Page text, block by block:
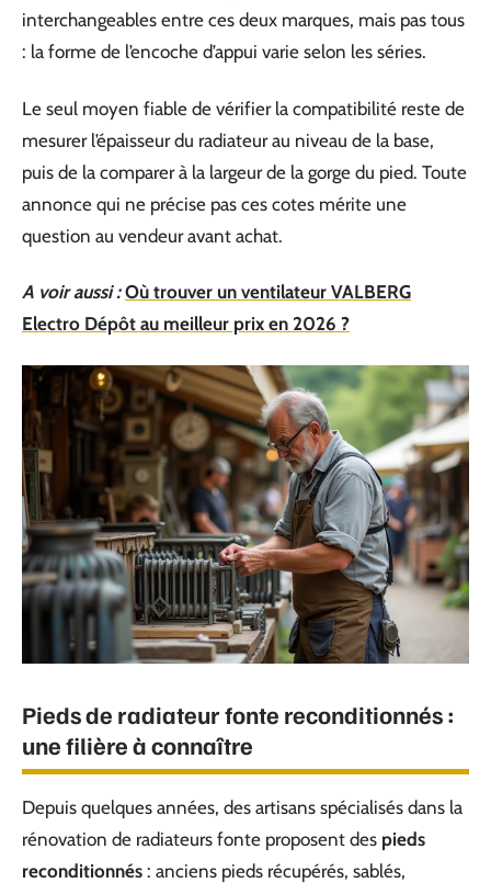
interchangeables entre ces deux marques, mais pas tous
: la forme de l’encoche d’appui varie selon les séries.
Le seul moyen fiable de vérifier la compatibilité reste de
mesurer l’épaisseur du radiateur au niveau de la base,
puis de la comparer à la largeur de la gorge du pied. Toute
annonce qui ne précise pas ces cotes mérite une
question au vendeur avant achat.
A voir aussi : Où trouver un ventilateur VALBERG
Electro Dépôt au meilleur prix en 2026 ?
Pieds de radiateur fonte reconditionnés :
une filière à connaître
Depuis quelques années, des artisans spécialisés dans la
rénovation de radiateurs fonte proposent des pieds
reconditionnés : anciens pieds récupérés, sablés,